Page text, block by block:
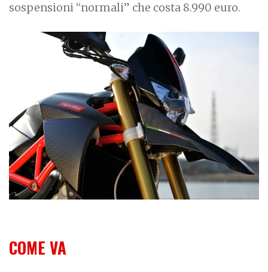
sospensioni “normali” che costa 8.990 euro.
COME VA